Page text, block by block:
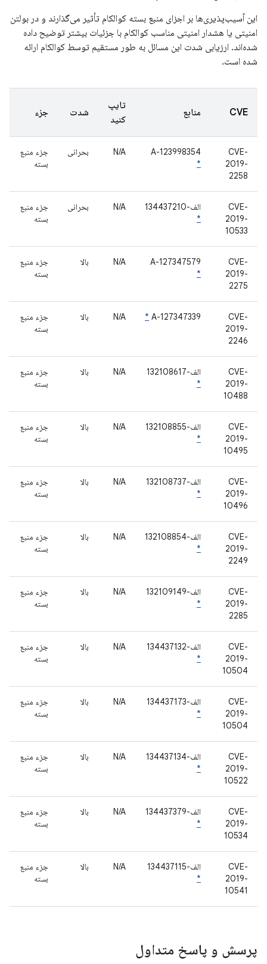
این آسیب‌پذیری‌ها بر اجزای منبع بسته کوالکام تأثیر می‌گذارند و در بولتن
امنیتی یا هشدار امنیتی مناسب کوالکام با جزئیات بیشتر توضیح داده
شده‌اند. ارزیابی شدت این مسائل به طور مستقیم توسط کوالکام ارائه
شده است.
CVE منابع
تایپ
کنید
شدت جزء
CVE-
2019-
2258
A-123998354
*
N/A بحرانی
جزء منبع
بسته
CVE-
2019-
10533
الف-134437210
*
N/A بحرانی
جزء منبع
بسته
CVE-
2019-
2275
A-127347579
*
N/A بالا
جزء منبع
بسته
CVE-
2019-
2246
A-127347339
*
N/A بالا
جزء منبع
بسته
CVE-
2019-
10488
الف-132108617
*
N/A بالا
جزء منبع
بسته
CVE-
2019-
10495
الف-132108855
*
N/A بالا
جزء منبع
بسته
CVE-
2019-
10496
الف-132108737
*
N/A بالا
جزء منبع
بسته
CVE-
2019-
2249
الف-132108854
*
N/A بالا
جزء منبع
بسته
CVE-
2019-
2285
الف-132109149
*
N/A بالا
جزء منبع
بسته
CVE-
2019-
10504
الف-134437132
*
N/A بالا
جزء منبع
بسته
CVE-
2019-
10504
الف-134437173
*
N/A بالا
جزء منبع
بسته
CVE-
2019-
10522
الف-134437134
*
N/A بالا
جزء منبع
بسته
CVE-
2019-
10534
الف-134437379
*
N/A بالا
جزء منبع
بسته
CVE-
2019-
10541
الف-134437115
*
N/A بالا
جزء منبع
بسته
پرسش و پاسخ متداول